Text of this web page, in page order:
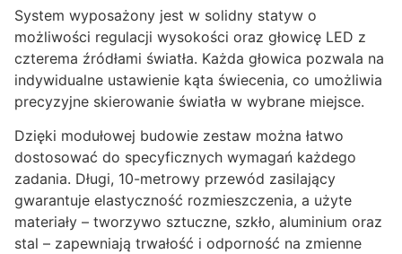
System wyposażony jest w solidny statyw o
możliwości regulacji wysokości oraz głowicę LED z
czterema źródłami światła. Każda głowica pozwala na
indywidualne ustawienie kąta świecenia, co umożliwia
precyzyjne skierowanie światła w wybrane miejsce.
Dzięki modułowej budowie zestaw można łatwo
dostosować do specyficznych wymagań każdego
zadania. Długi, 10-metrowy przewód zasilający
gwarantuje elastyczność rozmieszczenia, a użyte
materiały – tworzywo sztuczne, szkło, aluminium oraz
stal – zapewniają trwałość i odporność na zmienne